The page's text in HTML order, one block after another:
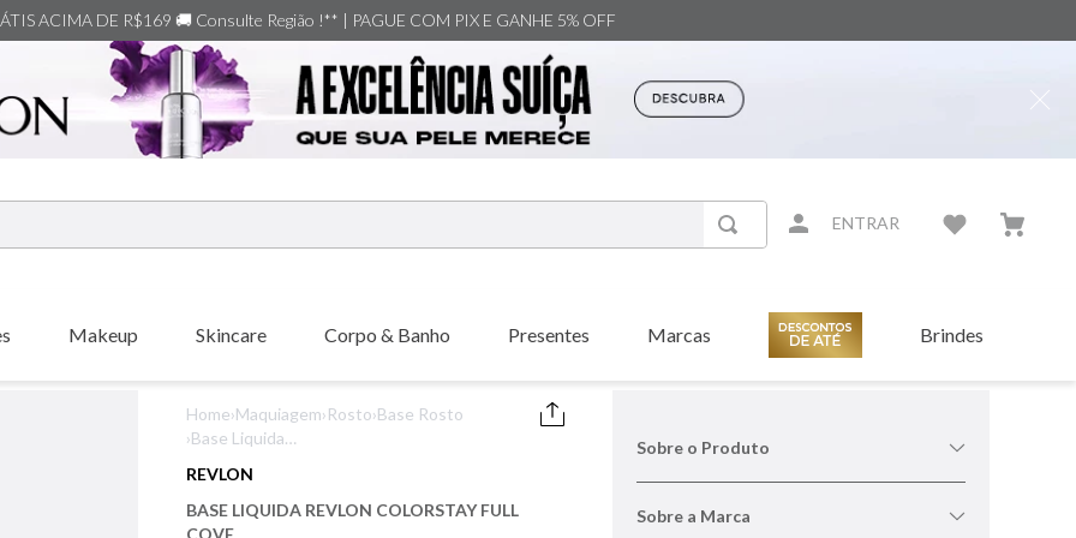
ACIMA DE R$169 🚚 Consulte Região !** | PAGUE COM PIX E GANHE 5% OFF
ENTRAR
Makeup Skincare Corpo & Banho Presentes Marcas Brindes
Home›Maquiagem›Rosto›Base Rosto
›Base Liquida
Full Cove
REVLON
BASE LIQUIDA REVLON COLORSTAY FULL
COVE
Sobre o Produto
Sobre a Marca